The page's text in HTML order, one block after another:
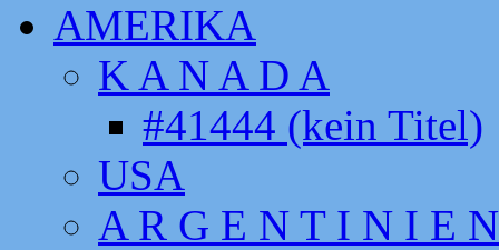
AMERIKA
K A N A D A
#41444 (kein Titel)
USA
A R G E N T I N I E N